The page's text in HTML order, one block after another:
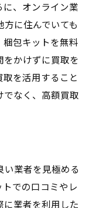
とで呉市で最
リット
に、オンライン業
に住んでいても
梱包キットを無料
をかけずに買取を
を活用すること
でなく、高額買取
い業者を見極める
での口コミやレ
に業者を利用した